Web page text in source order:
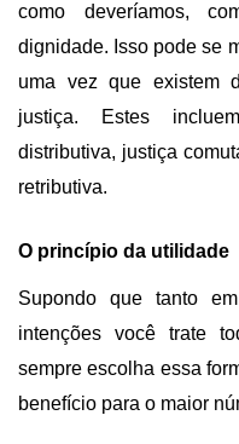
como deveríamos,
dignidade. Isso pode se
uma vez que existem
justiça. Estes
distributiva, justiça
retributiva.
O princípio da utilidade
Supondo que tanto
intenções você trate
sempre escolha essa
benefício para o maior